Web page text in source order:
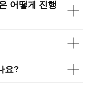
어떻게 진행
요?